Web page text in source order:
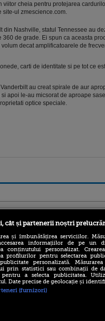
cheia pentru protejarea
site-ul zmescience.com.
din Nashville, statul Tennessee au
de grade. Ei spun ca aceasta
decat amplificatoarele de
carti de identitate si pe tot ce
au creat spirale de aur
apoi le-au micsorat de aproape
optice speciale.
Lumea
din România
cât și partenerii noștri
și îmbunătățirea serviciilor.
informațiilor de pe un
conținutului personalizat.
profilurilor pentru selectarea
personalizată.
prin statistici sau combinații de
a selecta publicitatea.
Date precise de geolocație și
(furnizori)